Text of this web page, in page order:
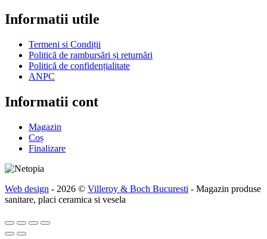
Informatii utile
Termeni si Condiții
Politică de rambursări și returnări
Politică de confidențialitate
ANPC
Informatii cont
Magazin
Coș
Finalizare
Web design - 2026 © Villeroy & Boch Bucuresti - Magazin produse
sanitare, placi ceramica si vesela